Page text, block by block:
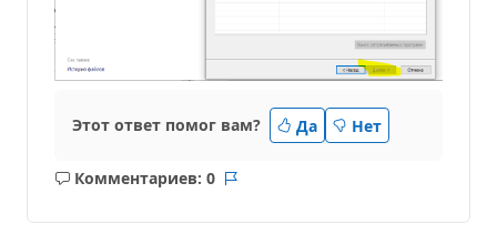
Этот ответ помог вам? Да Нет
Комментариев: 0
Без
Отчет